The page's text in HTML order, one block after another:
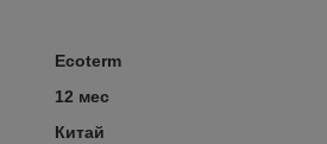
Ecoterm
12 мес
Китай